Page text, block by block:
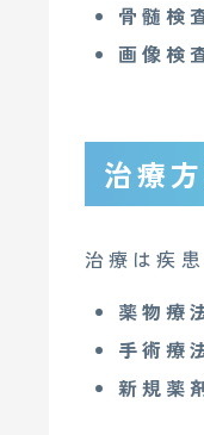
骨髄検
画像検
治療
治療は疾
薬物療
手術療
新規薬
情報セキュリティ基本